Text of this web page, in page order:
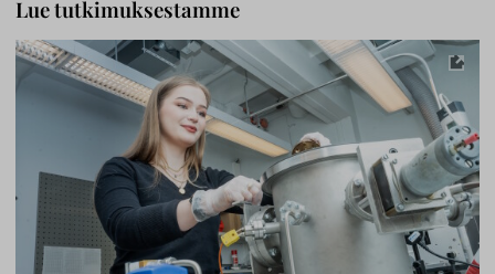
Lue tutkimuksestamme